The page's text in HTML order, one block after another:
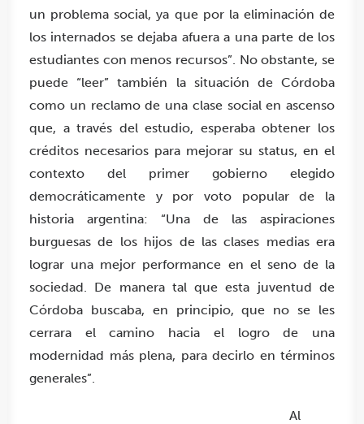
un problema social, ya que por la eliminación de
los internados se dejaba afuera a una parte de los
estudiantes con menos recursos”. No obstante, se
puede “leer” también la situación de Córdoba
como un reclamo de una clase social en ascenso
que, a través del estudio, esperaba obtener los
créditos necesarios para mejorar su status, en el
contexto del primer gobierno elegido
democráticamente y por voto popular de la
historia argentina: “Una de las aspiraciones
burguesas de los hijos de las clases medias era
lograr una mejor performance en el seno de la
sociedad. De manera tal que esta juventud de
Córdoba buscaba, en principio, que no se les
cerrara el camino hacia el logro de una
modernidad más plena, para decirlo en términos
generales”.
Al